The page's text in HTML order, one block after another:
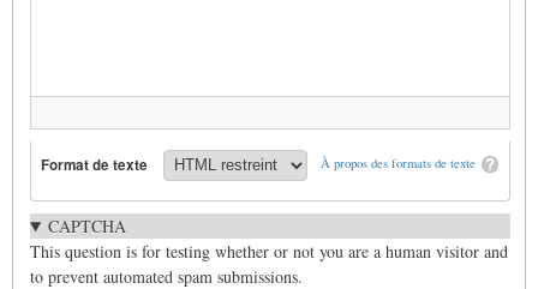
À propos des formats de texte
Format de texte
CAPTCHA
This question is for testing whether or not you are a human visitor and
to prevent automated spam submissions.